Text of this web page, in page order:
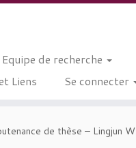
Equipe de recherche
Liens
Se connecter
de thèse – Lingjun